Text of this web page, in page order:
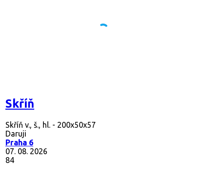
Skříň
Skříň v., š., hl. - 200x50x57
Daruji
Praha 6
07. 08. 2026
84